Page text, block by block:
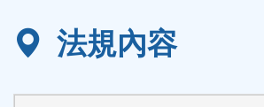
法規內容